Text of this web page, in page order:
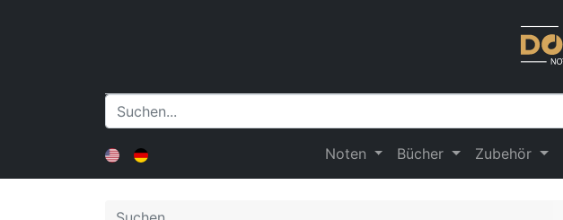
Noten Bücher Zubehör